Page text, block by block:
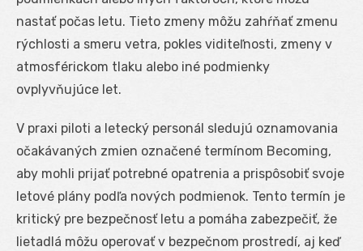
nastať počas letu. Tieto zmeny môžu zahŕňať zmenu
rýchlosti a smeru vetra, pokles viditeľnosti, zmeny v
atmosférickom tlaku alebo iné podmienky
ovplyvňujúce let.
V praxi piloti a letecký personál sledujú oznamovania
očakávaných zmien označené termínom Becoming,
aby mohli prijať potrebné opatrenia a prispôsobiť svoje
letové plány podľa nových podmienok. Tento termín je
kritický pre bezpečnosť letu a pomáha zabezpečiť, že
lietadlá môžu operovať v bezpečnom prostredí, aj keď